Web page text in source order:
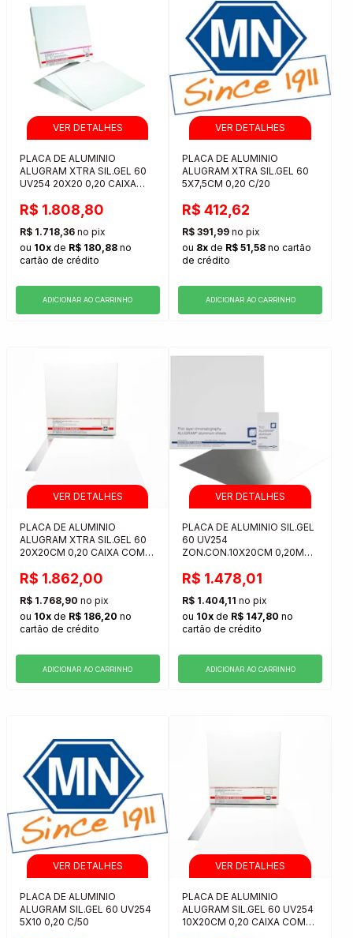
PLACA DE ALUMINIO
ALUGRAM XTRA SIL.GEL 60
UV254 20X20 0,20 CAIXA
R$ 1.808,80
R$ 1.718,36 no pix
ou 10x de R$ 180,88 no
cartão de crédito
ADICIONAR AO CARRINHO
PLACA DE ALUMINIO
ALUGRAM XTRA SIL.GEL 60
5X7,5CM 0,20 C/20
R$ 412,62
R$ 391,99 no pix
ou 8x de R$ 51,58 no cartão
de crédito
ADICIONAR AO CARRINHO
PLACA DE ALUMINIO
ALUGRAM XTRA SIL.GEL 60
20X20CM 0,20 CAIXA COM
R$ 1.862,00
R$ 1.768,90 no pix
ou 10x de R$ 186,20 no
cartão de crédito
ADICIONAR AO CARRINHO
PLACA DE ALUMINIO SIL.GEL
60 UV254
ZON.CON.10X20CM 0,20MM
R$ 1.478,01
R$ 1.404,11 no pix
ou 10x de R$ 147,80 no
cartão de crédito
ADICIONAR AO CARRINHO
PLACA DE ALUMINIO
ALUGRAM SIL.GEL 60 UV254
5X10 0,20 C/50
PLACA DE ALUMINIO
ALUGRAM SIL.GEL 60 UV254
10X20CM 0,20 CAIXA COM